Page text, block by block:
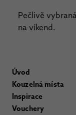
Pečlivě
na víkend.
Úvod
Kouzelná místa
Inspirace
Vouchery